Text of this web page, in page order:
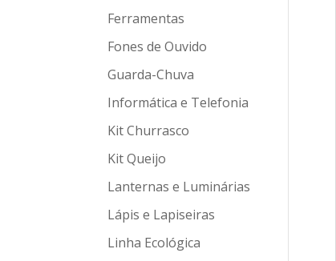
Ferramentas
Fones de Ouvido
Guarda-Chuva
Informática e Telefonia
Kit Churrasco
Kit Queijo
Lanternas e Luminárias
Lápis e Lapiseiras
Linha Ecológica